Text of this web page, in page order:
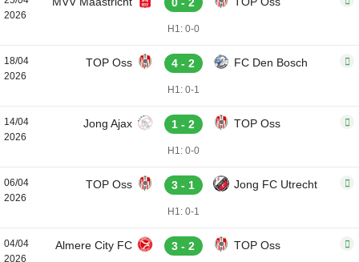
2026
H1: 0-0
18/04
2026
TOP Oss 4 - 2 FC Den Bosch
H1: 0-1
14/04
2026
Jong Ajax 1 - 2 TOP Oss
H1: 0-0
06/04
2026
TOP Oss 3 - 1 Jong FC Utrecht
H1: 0-1
04/04
2026
Almere City FC 3 - 2 TOP Oss